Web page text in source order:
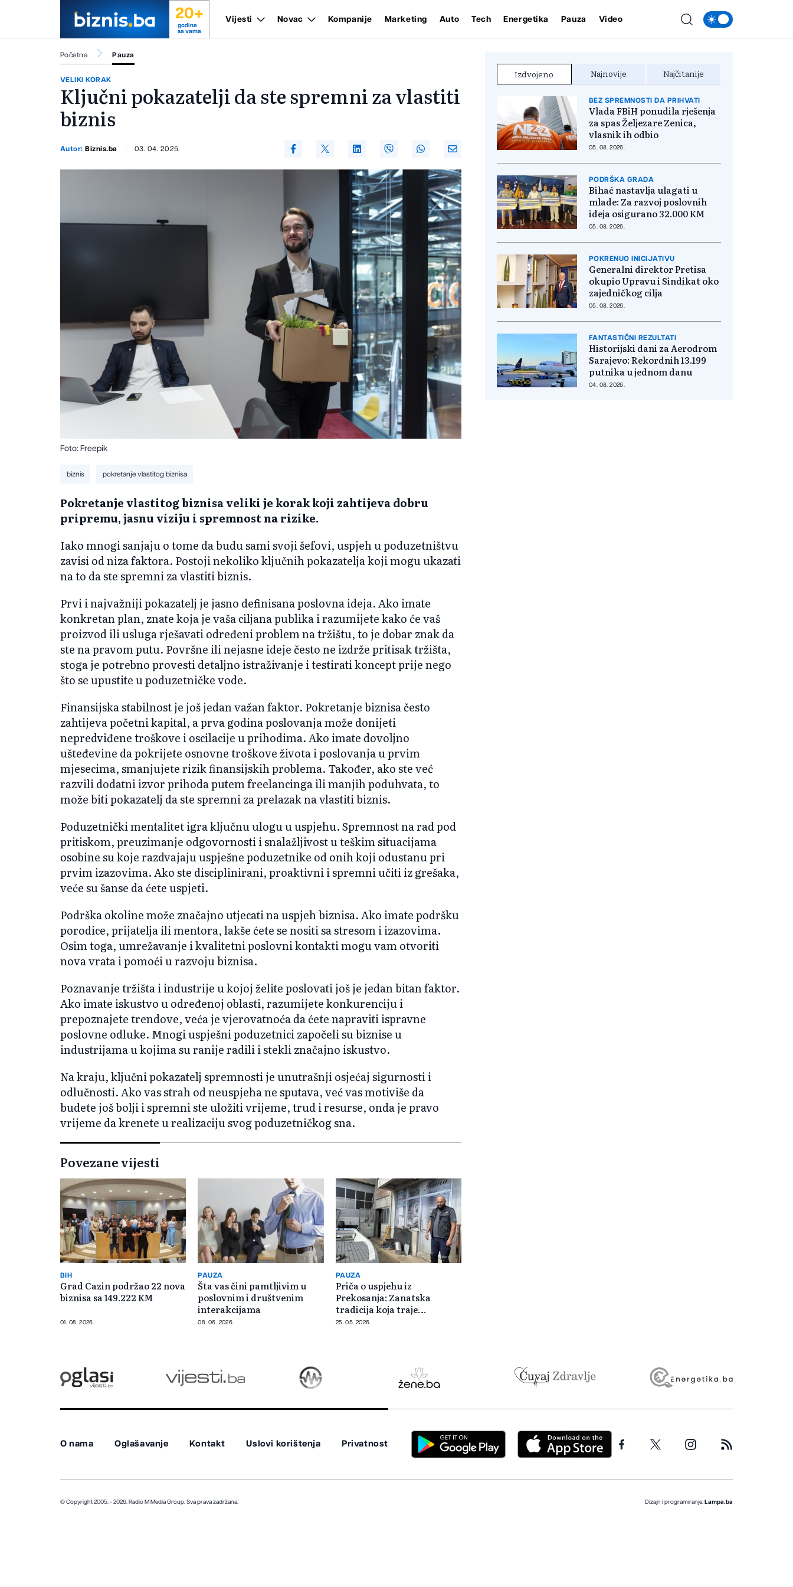
20+
godina
sa vama
Vijesti Novac Kompanije Marketing Auto Tech Energetika Pauza Video
Početna Pauza
VELIKI KORAK
Ključni pokazatelji da ste spremni za vlastiti
biznis
Autor:Biznis.ba 03. 04. 2025.
Foto: Freepik
biznis pokretanje vlastitog biznisa
Pokretanje vlastitog biznisa veliki je korak koji zahtijeva dobru
pripremu, jasnu viziju i spremnost na rizike.
Iako mnogi sanjaju o tome da budu sami svoji šefovi, uspjeh u poduzetništvu
zavisi od niza faktora. Postoji nekoliko ključnih pokazatelja koji mogu ukazati
na to da ste spremni za vlastiti biznis.
Prvi i najvažniji pokazatelj je jasno definisana poslovna ideja. Ako imate
konkretan plan, znate koja je vaša ciljana publika i razumijete kako će vaš
proizvod ili usluga rješavati određeni problem na tržištu, to je dobar znak da
ste na pravom putu. Površne ili nejasne ideje često ne izdrže pritisak tržišta,
stoga je potrebno provesti detaljno istraživanje i testirati koncept prije nego
što se upustite u poduzetničke vode.
Finansijska stabilnost je još jedan važan faktor. Pokretanje biznisa često
zahtijeva početni kapital, a prva godina poslovanja može donijeti
nepredviđene troškove i oscilacije u prihodima. Ako imate dovoljno
ušteđevine da pokrijete osnovne troškove života i poslovanja u prvim
mjesecima, smanjujete rizik finansijskih problema. Također, ako ste već
razvili dodatni izvor prihoda putem freelancinga ili manjih poduhvata, to
može biti pokazatelj da ste spremni za prelazak na vlastiti biznis.
Poduzetnički mentalitet igra ključnu ulogu u uspjehu. Spremnost na rad pod
pritiskom, preuzimanje odgovornosti i snalažljivost u teškim situacijama
osobine su koje razdvajaju uspješne poduzetnike od onih koji odustanu pri
prvim izazovima. Ako ste disciplinirani, proaktivni i spremni učiti iz grešaka,
veće su šanse da ćete uspjeti.
Podrška okoline može značajno utjecati na uspjeh biznisa. Ako imate podršku
porodice, prijatelja ili mentora, lakše ćete se nositi sa stresom i izazovima.
Osim toga, umrežavanje i kvalitetni poslovni kontakti mogu vam otvoriti
nova vrata i pomoći u razvoju biznisa.
Poznavanje tržišta i industrije u kojoj želite poslovati još je jedan bitan faktor.
Ako imate iskustvo u određenoj oblasti, razumijete konkurenciju i
prepoznajete trendove, veća je vjerovatnoća da ćete napraviti ispravne
poslovne odluke. Mnogi uspješni poduzetnici započeli su biznise u
industrijama u kojima su ranije radili i stekli značajno iskustvo.
Na kraju, ključni pokazatelj spremnosti je unutrašnji osjećaj sigurnosti i
odlučnosti. Ako vas strah od neuspjeha ne sputava, već vas motiviše da
budete još bolji i spremni ste uložiti vrijeme, trud i resurse, onda je pravo
vrijeme da krenete u realizaciju svog poduzetničkog sna.
Povezane vijesti
BIH
Grad Cazin podržao 22 nova
biznisa sa 149.222 KM
01. 08. 2026.
PAUZA
Šta vas čini pamtljivim u
poslovnim i društvenim
interakcijama
08. 06. 2026.
PAUZA
Priča o uspjehu iz
Prekosanja: Zanatska
tradicija koja traje
generacijama
25. 05. 2026.
Izdvojeno Najnovije Najčitanije
BEZ SPREMNOSTI DA PRIHVATI
Vlada FBiH ponudila rješenja
za spas Željezare Zenica,
vlasnik ih odbio
05. 08. 2026.
PODRŠKA GRADA
Bihać nastavlja ulagati u
mlade: Za razvoj poslovnih
ideja osigurano 32.000 KM
05. 08. 2026.
POKRENUO INICIJATIVU
Generalni direktor Pretisa
okupio Upravu i Sindikat oko
zajedničkog cilja
05. 08. 2026.
FANTASTIČNI REZULTATI
Historijski dani za Aerodrom
Sarajevo: Rekordnih 13.199
putnika u jednom danu
04. 08. 2026.
O nama Oglašavanje Kontakt Uslovi korištenja Privatnost
© Copyright 2005. - 2026. Radio M Media Group. Sva prava zadržana. Dizajn i programiranje: Lampa.ba